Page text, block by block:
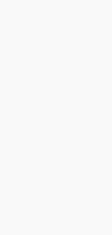
410_N для ККБ